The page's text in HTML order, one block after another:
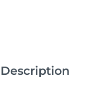
Description